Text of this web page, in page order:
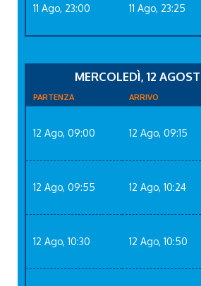
11 Ago, 23:00 11 Ago, 23:25
MERCOLEDÌ, 12
PARTENZA ARRIVO
12 Ago, 09:00 12 Ago, 09:15
12 Ago, 09:55 12 Ago, 10:24
12 Ago, 10:30 12 Ago, 10:50